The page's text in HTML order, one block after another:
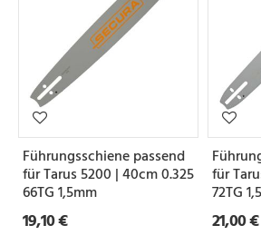
Führungsschiene passend
für Tarus 5200 | 40cm 0.325
66TG 1,5mm
19,10 €
für
72TG
21,00 €